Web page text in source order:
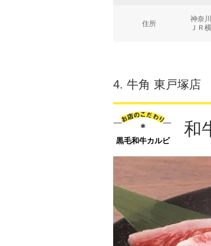
住所
神奈
ＪＲ
4. 牛角 東戸塚店
黒毛和牛カルビ
和